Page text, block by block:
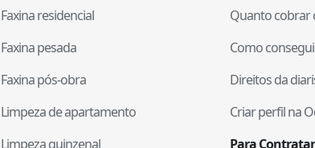
Faxina residencial
Faxina pesada
Faxina pós-obra
Limpeza de apartamento
Limpeza quinzenal
Quanto cobrar
Como
Direitos da
Criar perfil na
Para